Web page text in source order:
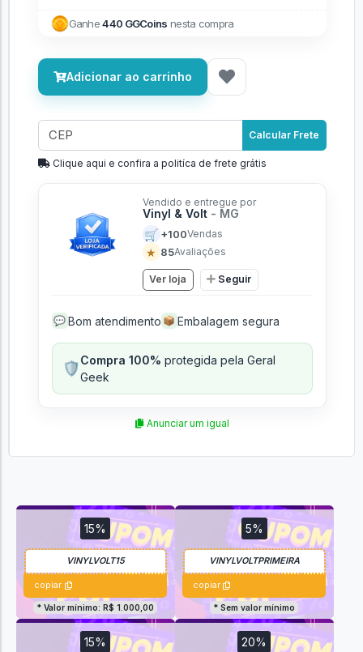
Ganhe440 GGCoins nesta compra
Adicionar ao carrinho
Calcular Frete
Clique aqui e confira a politíca de frete grátis
Vendido e entregue por
Vinyl & Volt - MG
🛒 +100Vendas
★ 85Avaliações
Ver loja Seguir
💬 Bom atendimento 📦 Embalagem segura
🛡️Compra 100% protegida pela Geral
Geek
Anunciar um igual
15%
copiar
* Valor mínimo: R$ 1.000,00
5%
copiar
* Sem valor mínimo
15% 20%